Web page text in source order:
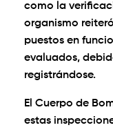
como la
organismo
puestos en
evaluados,
registrándose.
El Cuerpo de
estas